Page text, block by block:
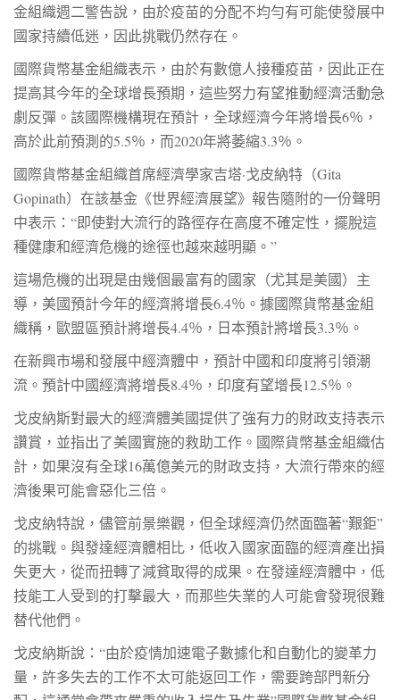
金組織週二警告說，由於疫苗的分配不均勻有可能使發展中
國家持續低迷，因此挑戰仍然存在。
國際貨幣基金組織表示，由於有數億人接種疫苗，因此正在
提高其今年的全球增長預期，這些努力有望推動經濟活動急
劇反彈。該國際機構現在預計，全球經濟今年將增長6％，
高於此前預測的5.5％，而2020年將萎縮3.3％。
國際貨幣基金組織首席經濟學家吉塔·戈皮納特（Gita
Gopinath）在該基金《世界經濟展望》報告隨附的一份聲明
中表示：“即使對大流行的路徑存在高度不確定性，擺脫這
種健康和經濟危機的途徑也越來越明顯。”
這場危機的出現是由幾個最富有的國家（尤其是美國）主
導，美國預計今年的經濟將增長6.4％。據國際貨幣基金組
織稱，歐盟區預計將增長4.4％，日本預計將增長3.3％。
在新興市場和發展中經濟體中，預計中國和印度將引領潮
流。預計中國經濟將增長8.4％，印度有望增長12.5％。
戈皮納斯對最大的經濟體美國提供了強有力的財政支持表示
讚賞，並指出了美國實施的救助工作。國際貨幣基金組織估
計，如果沒有全球16萬億美元的財政支持，大流行帶來的經
濟後果可能會惡化三倍。
戈皮納特說，儘管前景樂觀，但全球經濟仍然面臨著“艱鉅”
的挑戰。與發達經濟體相比，低收入國家面臨的經濟產出損
失更大，從而扭轉了減貧取得的成果。在發達經濟體中，低
技能工人受到的打擊最大，而那些失業的人可能會發現很難
替代他們。
戈皮納斯說：“由於疫情加速電子數據化和自動化的變革力
量，許多失去的工作不太可能返回工作，需要跨部門新分